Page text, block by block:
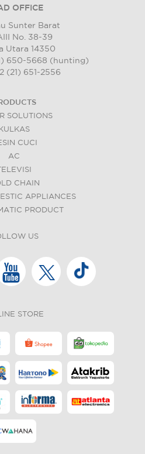
OFFICE
Sunter Barat
No. 38-39
Utara 14350
650-5668 (hunting)
(21) 651-2556
SOLUTIONS
KULKAS
CUCI
AC
TELEVISI
CHAIN
APPLIANCES
PRODUCT
US
STORE